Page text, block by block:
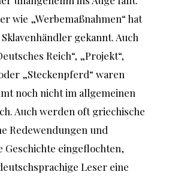
wie „Werbemaßnahmen“ hat
gekannt. Auch
Reich“, „Projekt“,
„Steckenpferd“ waren
noch nicht im allgemeinen
Auch werden oft griechische
Redewendungen und
Geschichte eingeflochten,
Leser eine